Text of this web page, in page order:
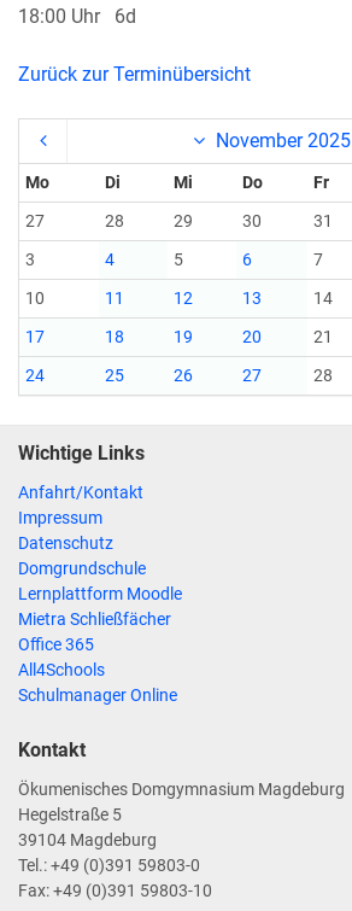
18:00 Uhr 6d
Zurück zur Terminübersicht
November 2025
Mo Di Mi Do Fr
27
28 29 30 31
3
4 5 6 7
10
11 12 13 14
17
18 19 20 21
24
25 26 27 28
Wichtige Links
Anfahrt/Kontakt
Impressum
Datenschutz
Domgrundschule
Lernplattform Moodle
Mietra Schließfächer
Office 365
All4Schools
Schulmanager Online
Kontakt
Ökumenisches Domgymnasium Magdeburg
Hegelstraße 5
39104 Magdeburg
Tel.: +49 (0)391 59803-0
Fax: +49 (0)391 59803-10